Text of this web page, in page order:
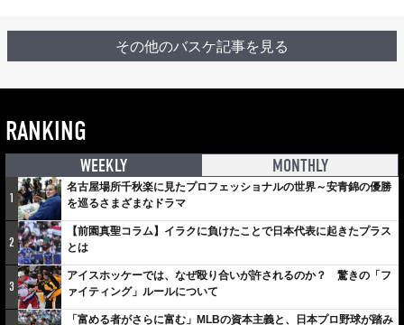
その他のバスケ記事を見る
RANKING
WEEKLY MONTHLY
1
名古屋場所千秋楽に見たプロフェッショナルの世界～安青錦の優勝
を巡るさまざまなドラマ
2
【前園真聖コラム】イラクに負けたことで日本代表に起きたプラス
とは
3
アイスホッケーでは、なぜ殴り合いが許されるのか？ 驚きの「フ
ァイティング」ルールについて
「富める者がさらに富む」MLBの資本主義と、日本プロ野球が踏み